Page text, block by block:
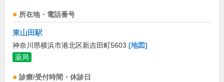
所在地・電話番号
東山田駅
神奈川県横浜市港北区新吉田町5603 [地図]
薬局
診療/受付時間・休診日